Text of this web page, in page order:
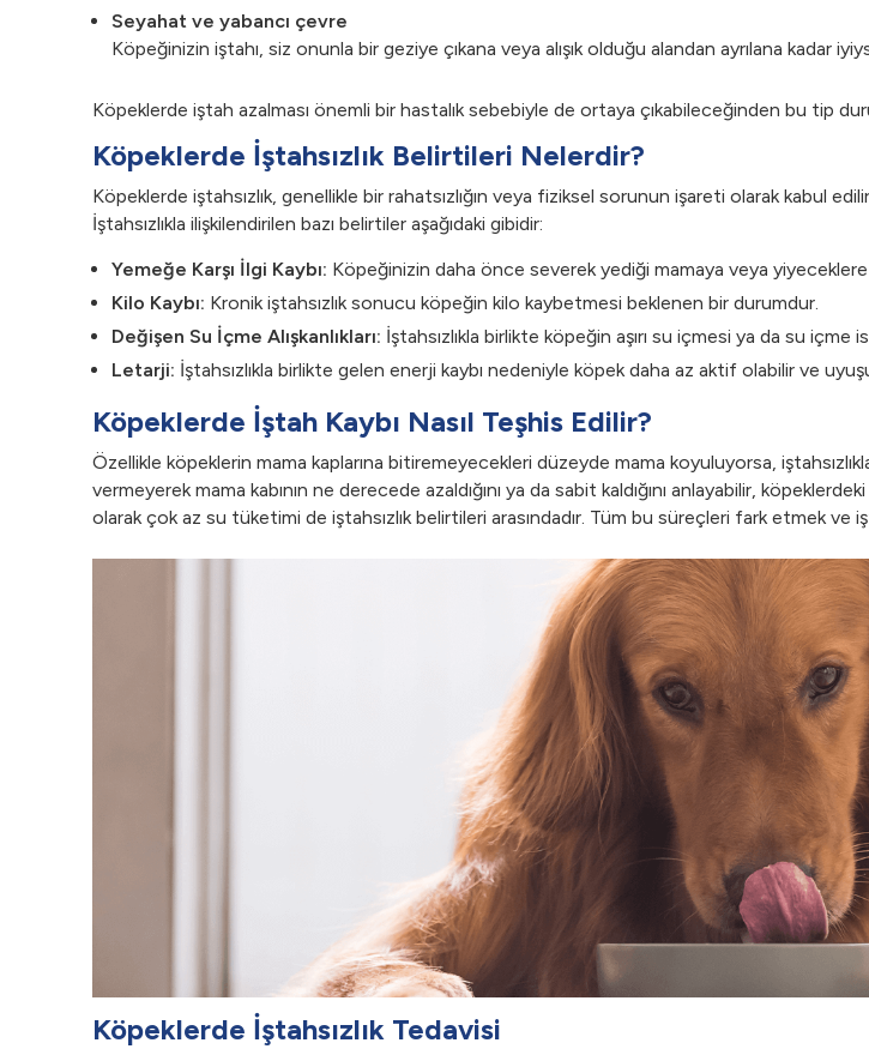
Seyahat ve yabancı çevre
Köpeğinizin iştahı, siz onunla bir geziye çıkana veya alışık olduğu alandan ayrılana kadar
Köpeklerde iştah azalması önemli bir hastalık sebebiyle de ortaya çıkabileceğinden bu tip
Köpeklerde İştahsızlık Belirtileri Nelerdir?
Köpeklerde iştahsızlık, genellikle bir rahatsızlığın veya fiziksel sorunun işareti olarak kabul
İştahsızlıkla ilişkilendirilen bazı belirtiler aşağıdaki gibidir:
Yemeğe Karşı İlgi Kaybı: Köpeğinizin daha önce severek yediği mamaya veya yiyeceklere
Kilo Kaybı: Kronik iştahsızlık sonucu köpeğin kilo kaybetmesi beklenen bir durumdur.
Değişen Su İçme Alışkanlıkları: İştahsızlıkla birlikte köpeğin aşırı su içmesi ya da su
Letarji: İştahsızlıkla birlikte gelen enerji kaybı nedeniyle köpek daha az aktif olabilir ve
Köpeklerde İştah Kaybı Nasıl Teşhis Edilir?
Özellikle köpeklerin mama kaplarına bitiremeyecekleri düzeyde mama koyuluyorsa,
vermeyerek mama kabının ne derecede azaldığını ya da sabit kaldığını anlayabilir,
olarak çok az su tüketimi de iştahsızlık belirtileri arasındadır. Tüm bu süreçleri fark etmek ve
Köpeklerde İştahsızlık Tedavisi